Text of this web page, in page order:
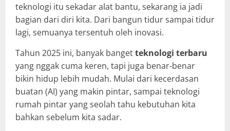
teknologi itu sekadar alat bantu, sekarang ia jadi
bagian dari diri kita. Dari bangun tidur sampai tidur
lagi, semuanya tersentuh oleh inovasi.
Tahun 2025 ini, banyak bangetteknologi terbaru
yang nggak cuma keren, tapi juga benar-benar
bikin hidup lebih mudah. Mulai dari kecerdasan
buatan (AI) yang makin pintar, sampai teknologi
rumah pintar yang seolah tahu kebutuhan kita
bahkan sebelum kita sadar.